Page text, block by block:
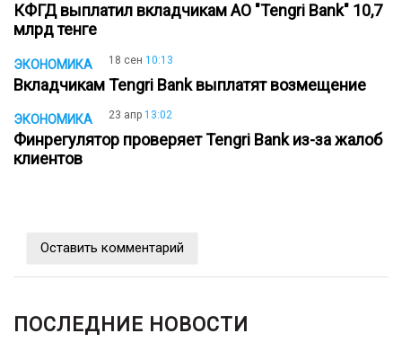
КФГД выплатил вкладчикам АО "Tengri Bank" 10,7
млрд тенге
ЭКОНОМИКА 18 сен 10:13
Вкладчикам Tengri Bank выплатят возмещение
ЭКОНОМИКА 23 апр 13:02
Финрегулятор проверяет Tengri Bank из-за жалоб
клиентов
Оставить комментарий
ПОСЛЕДНИЕ НОВОСТИ